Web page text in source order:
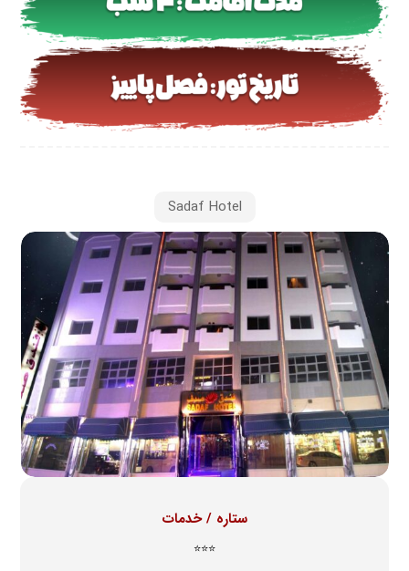
Sadaf Hotel
ستاره / خدمات
⭐⭐⭐